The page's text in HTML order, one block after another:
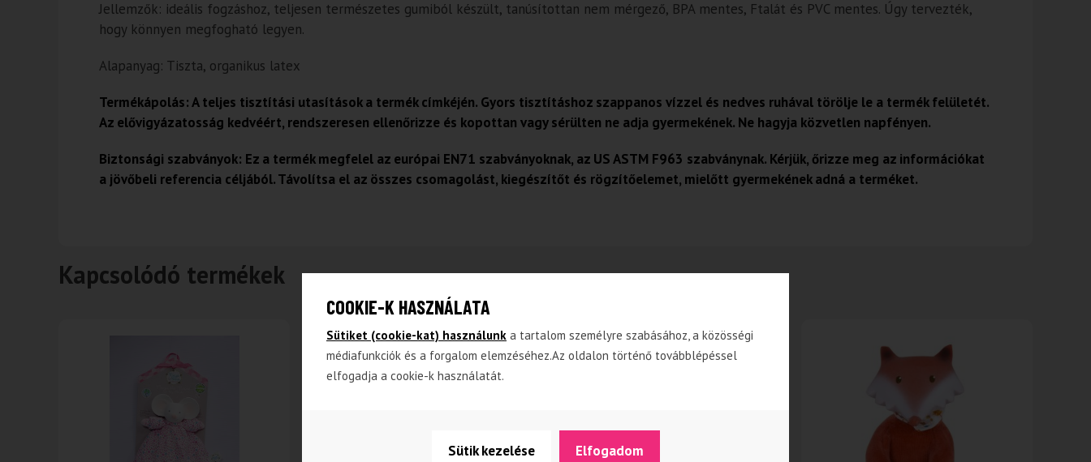
Jellemzők: ideális fogzáshoz, teljesen természetes gumiból készült, tanúsítottan nem mérgező, BPA mentes, Ftalát és PVC mentes. Úgy tervezték,
hogy könnyen megfogható legyen.
Alapanyag: Tiszta, organikus latex
Termékápolás: A teljes tisztítási utasítások a termék címkéjén. Gyors tisztításhoz szappanos vízzel és nedves ruhával törölje le a termék felületét.
Az elővigyázatosság kedvéért, rendszeresen ellenőrizze és kopottan vagy sérülten ne adja gyermekének. Ne hagyja közvetlen napfényen.
Biztonsági szabványok: Ez a termék megfelel az európai EN71 szabványoknak, az US ASTM F963 szabványnak. Kérjük, őrizze meg az információkat
a jövőbeli referencia céljából. Távolítsa el az összes csomagolást, kiegészítőt és rögzítőelemet, mielőtt gyermekének adná a terméket.
Kapcsolódó termékek
-42% -25%
COOKIE-K HASZNÁLATA
Sütiket (cookie-kat) használunk a tartalom személyre szabásához, a közösségi
médiafunkciók és a forgalom elemzéséhez.Az oldalon történő továbblépéssel
elfogadja a cookie-k használatát.
Sütik kezelése Elfogadom